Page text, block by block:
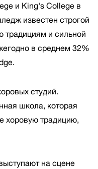
и King's College в
известен строгой
традициям и сильной
в среднем 32%
студий.
школа, которая
хоровую традицию,
на сцене